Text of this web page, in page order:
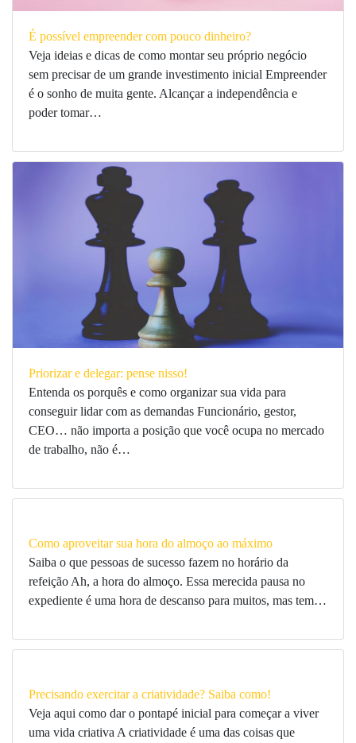
É possível empreender com pouco dinheiro?
Veja ideias e dicas de como montar seu próprio negócio
sem precisar de um grande investimento inicial Empreender
é o sonho de muita gente. Alcançar a independência e
poder tomar…
Priorizar e delegar: pense nisso!
Entenda os porquês e como organizar sua vida para
conseguir lidar com as demandas Funcionário, gestor,
CEO… não importa a posição que você ocupa no mercado
de trabalho, não é…
Como aproveitar sua hora do almoço ao máximo
Saiba o que pessoas de sucesso fazem no horário da
refeição Ah, a hora do almoço. Essa merecida pausa no
expediente é uma hora de descanso para muitos, mas tem…
Precisando exercitar a criatividade? Saiba como!
Veja aqui como dar o pontapé inicial para começar a viver
uma vida criativa A criatividade é uma das coisas que